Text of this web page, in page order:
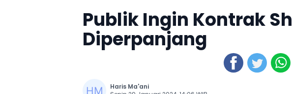
Publik Ingin Kontrak
Diperpanjang
Haris Ma'ani